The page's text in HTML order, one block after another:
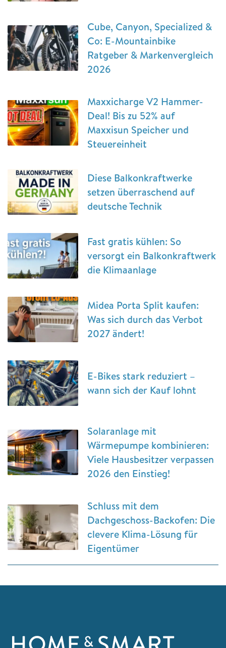
Cube, Canyon, Specialized &
Co: E-Mountainbike
Ratgeber & Markenvergleich
2026
Maxxicharge V2 Hammer-
Deal! Bis zu 52% auf
Maxxisun Speicher und
Steuereinheit
Diese Balkonkraftwerke
setzen überraschend auf
deutsche Technik
Fast gratis kühlen: So
versorgt ein Balkonkraftwerk
die Klimaanlage
Midea Porta Split kaufen:
Was sich durch das Verbot
2027 ändert!
E-Bikes stark reduziert –
wann sich der Kauf lohnt
Solaranlage mit
Wärmepumpe kombinieren:
Viele Hausbesitzer verpassen
2026 den Einstieg!
Schluss mit dem
Dachgeschoss-Backofen: Die
clevere Klima-Lösung für
Eigentümer